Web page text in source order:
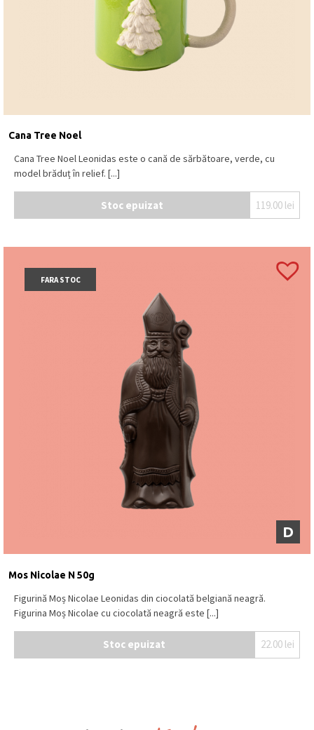
Cana Tree Noel
Cana Tree Noel Leonidas este o cană de sărbătoare, verde, cu
model brăduț în relief. [...]
Stoc epuizat 119.00 lei
FARA STOC
D
Mos Nicolae N 50g
Figurină Moș Nicolae Leonidas din ciocolată belgiană neagră.
Figurina Moș Nicolae cu ciocolată neagră este [...]
Stoc epuizat 22.00 lei